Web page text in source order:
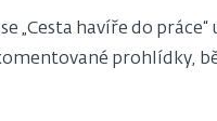
„Cesta havíře do
prohlídky,